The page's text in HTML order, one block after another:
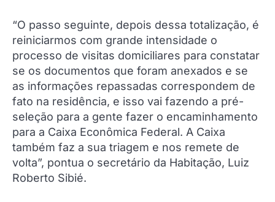
“O passo seguinte, depois dessa totalização, é
reiniciarmos com grande intensidade o
processo de visitas domiciliares para constatar
se os documentos que foram anexados e se
as informações repassadas correspondem de
fato na residência, e isso vai fazendo a pré-
seleção para a gente fazer o encaminhamento
para a Caixa Econômica Federal. A Caixa
também faz a sua triagem e nos remete de
volta”, pontua o secretário da Habitação, Luiz
Roberto Sibié.